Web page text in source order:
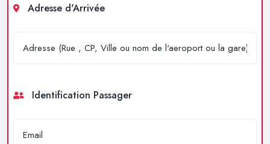
Adresse d'Arrivée
Identification Passager